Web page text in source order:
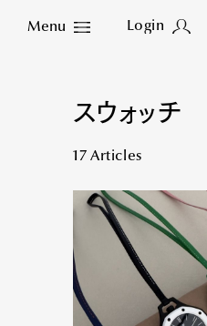
Menu Login
Close
スウォッチ
17 Articles